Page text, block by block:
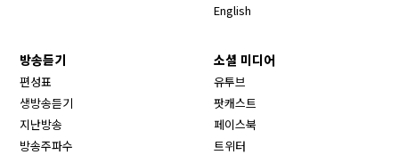
English
방송듣기
편성표
생방송듣기
지난방송
방송주파수
소셜 미디어
유투브
팟캐스트
페이스북
트위터